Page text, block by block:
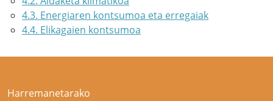
4.3. Energiaren kontsumoa eta erregaiak
4.4. Elikagaien kontsumoa
Harremanetarako